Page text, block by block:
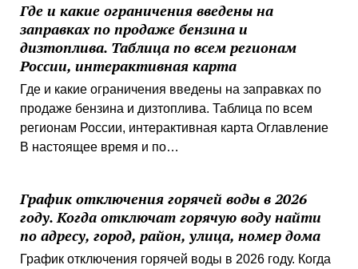
Где и какие ограничения введены на
заправках по продаже бензина и
дизтоплива. Таблица по всем регионам
России, интерактивная карта
Где и какие ограничения введены на заправках по
продаже бензина и дизтоплива. Таблица по всем
регионам России, интерактивная карта Оглавление
В настоящее время и по…
График отключения горячей воды в 2026
году. Когда отключат горячую воду найти
по адресу, город, район, улица, номер дома
График отключения горячей воды в 2026 году. Когда